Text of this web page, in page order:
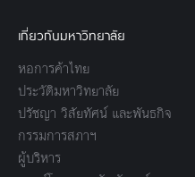
เกี่ยวกับมหาวิทยาลัย
หอการค้าไทย
ประวัติมหาวิทยาลัย
ปรัชญา วิสัยทัศน์ และพันธกิจ
กรรมการสภาฯ
ผู้บริหาร